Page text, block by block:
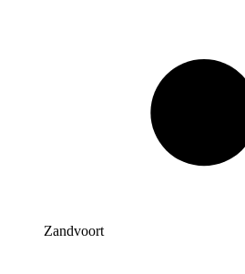
Zandvoort